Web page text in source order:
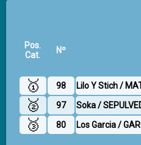
Pos.
Cat.
Nº
🥇 98 Lilo Y Stich /
🥈 97 Soka /
🥉 80 Los Garcia /